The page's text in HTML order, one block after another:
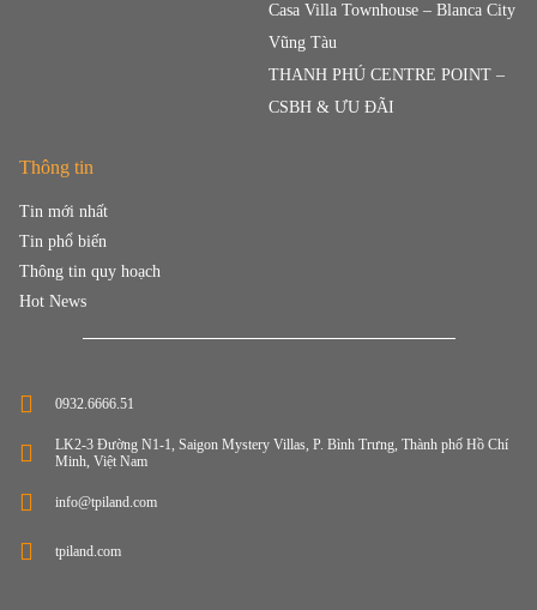
Casa Villa Townhouse – Blanca City
Vũng Tàu
THANH PHÚ CENTRE POINT –
CSBH & ƯU ĐÃI
Thông tin
Tin mới nhất
Tin phổ biến
Thông tin quy hoạch
Hot News
0932.6666.51
LK2-3 Đường N1-1, Saigon Mystery Villas, P. Bình Trưng, Thành phố Hồ Chí
Minh, Việt Nam
info@tpiland.com
tpiland.com